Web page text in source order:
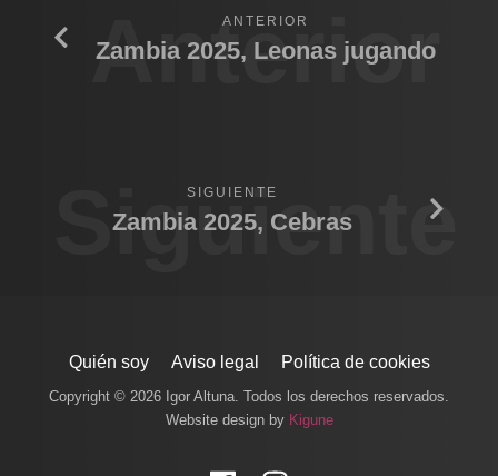
Anterior
ANTERIOR
Zambia 2025, Leonas jugando
Siguiente
SIGUIENTE
Zambia 2025, Cebras
Quién soy Aviso legal Política de cookies
Copyright © 2026 Igor Altuna. Todos los derechos reservados.
Website design by Kigune